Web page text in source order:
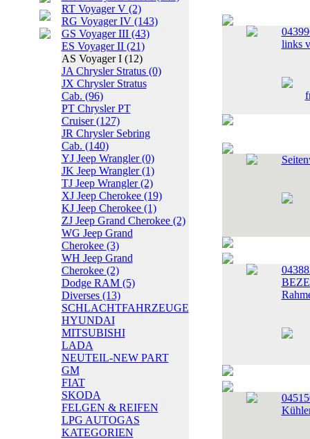
RT Voyager V (2)
RG Voyager IV (143)
GS Voyager III (43)
ES Voyager II (21)
AS Voyager I (12)
JA Chrysler Stratus (0)
JX Chrysler Stratus
Cab. (96)
PT Chrysler PT
Cruiser(127)
JR Chrysler Sebring
Cab. (140)
YJ Jeep Wrangler(0)
JK Jeep Wrangler(1)
TJ Jeep Wrangler(2)
XJ Jeep Cherokee (19)
KJ Jeep Cherokee (1)
ZJ Jeep Grand Cherokee (2)
WG Jeep Grand
Cherokee (3)
WH Jeep Grand
Cherokee (2)
Dodge RAM (5)
Diverses (13)
SCHLACHTFAHRZEUGE
HYUNDAI
MITSUBISHI
LADA
NEUTEIL-NEW PART
GM
FIAT
SKODA
FELGEN & REIFEN
LPG AUTOGAS
KATEGORIEN
links